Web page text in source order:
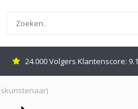
24.000 Volgers Klantenscore: 9.1